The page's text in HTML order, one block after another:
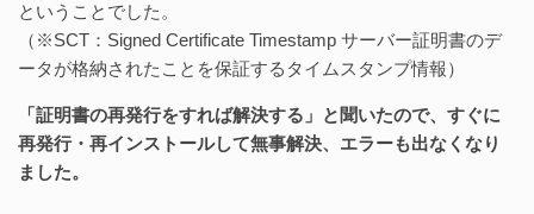
ということでした。
（※SCT：Signed Certificate Timestamp サーバー証明書のデ
ータが格納されたことを保証するタイムスタンプ情報）
「証明書の再発行をすれば解決する」と聞いたので、すぐに
再発行・再インストールして無事解決、エラーも出なくなり
ました。